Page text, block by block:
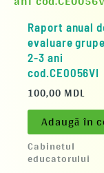
Raport anual
evaluare
2-3 ani
cod.CE0056VI
100,00 MDL
Adaugă în
Cabinetul
educatorului